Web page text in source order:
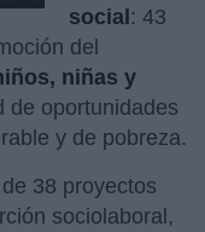
social: 43
del
niñas y
de oportunidades
y de pobreza.
38 proyectos
sociolaboral,